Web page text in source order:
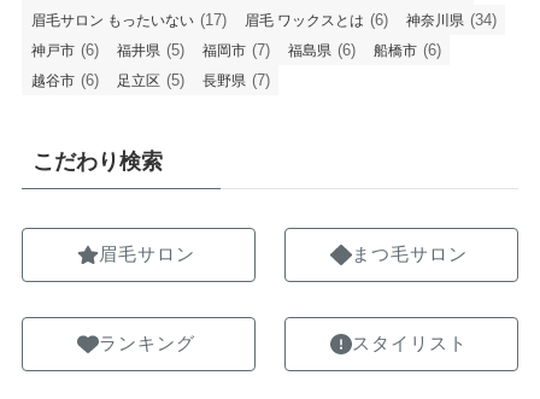
眉毛サロン もったいない (17) 眉毛 ワックスとは (6) 神奈川県 (34)
神戸市 (6) 福井県 (5) 福岡市 (7) 福島県 (6) 船橋市 (6)
越谷市 (6) 足立区 (5) 長野県 (7)
こだわり検索
眉毛サロン
ランキング
まつ毛サロン
スタイリスト